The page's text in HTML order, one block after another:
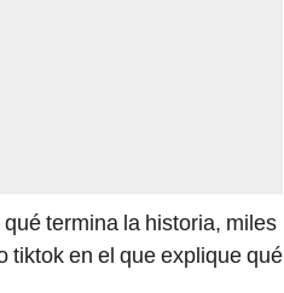
termina la historia, miles
tiktok en el que explique qué